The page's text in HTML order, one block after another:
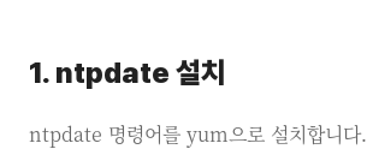
1. ntpdate 설치
ntpdate 명령어를 yum으로 설치합니다.